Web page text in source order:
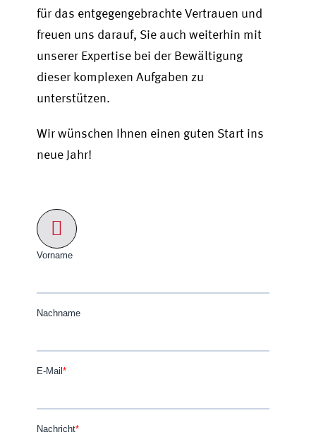
für das entgegengebrachte Vertrauen und
freuen uns darauf, Sie auch weiterhin mit
unserer Expertise bei der Bewältigung
dieser komplexen Aufgaben zu
unterstützen.
Wir wünschen Ihnen einen guten Start ins
neue Jahr!